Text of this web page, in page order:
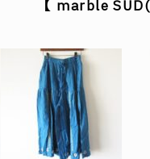
【 marble